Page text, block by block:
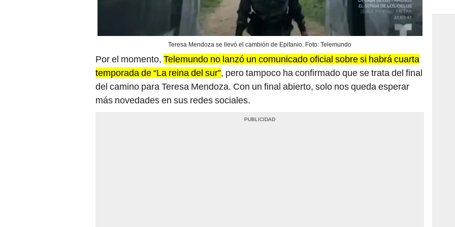
Teresa Mendoza se llevó el cambión de Epifanio. Foto: Telemundo
Por el momento, Telemundo no lanzó un comunicado oficial sobre si habrá cuarta
temporada de “La reina del sur”, pero tampoco ha confirmado que se trata del final
del camino para Teresa Mendoza. Con un final abierto, solo nos queda esperar
más novedades en sus redes sociales.